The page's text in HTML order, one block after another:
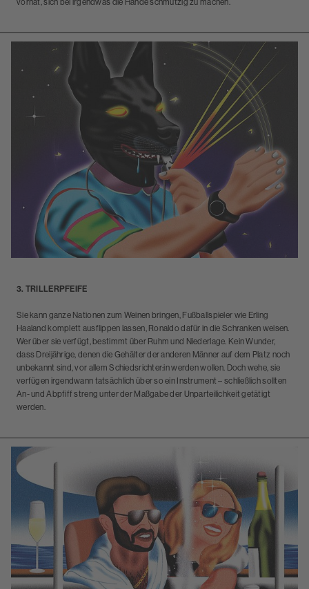
vorhat, sich bei irgendwas die Hände schmutzig zu machen.
3. TRILLERPFEIFE
Sie kann ganze Nationen zum Weinen bringen, Fußballspieler wie Erling
Haaland komplett ausflippen lassen, Ronaldo dafür in die Schranken weisen.
Wer über sie verfügt, bestimmt über Ruhm und Niederlage. Kein Wunder,
dass Dreijährige, denen die Gehälter der anderen Männer auf dem Platz noch
unbekannt sind, vor allem Schiedsrichter:in werden wollen. Doch wehe, sie
verfügen irgendwann tatsächlich über so ein Instrument – schließlich sollten
An- und Abpfiff streng unter der Maßgabe der Unparteilichkeit getätigt
werden.